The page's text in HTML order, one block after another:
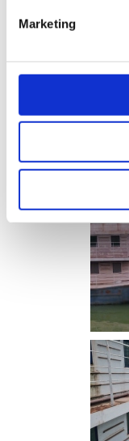
Marketing
Stav: